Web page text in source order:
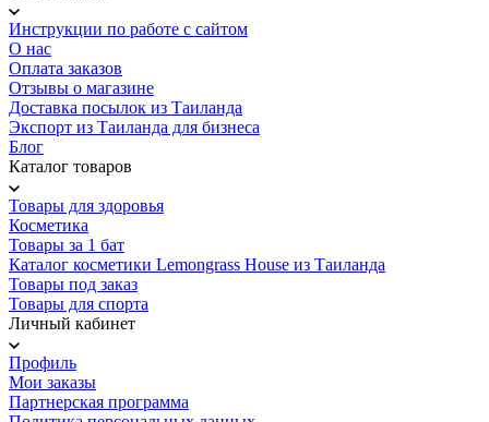
Инструкции по работе с сайтом
О нас
Оплата заказов
Отзывы о магазине
Доставка посылок из Таиланда
Экспорт из Таиланда для бизнеса
Блог
Каталог товаров
Товары для здоровья
Косметика
Товары за 1 бат
Каталог косметики Lemongrass House из Таиланда
Товары под заказ
Товары для спорта
Личный кабинет
Профиль
Мои заказы
Партнерская программа